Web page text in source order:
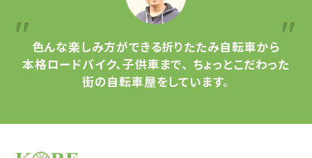
色んな楽しみ方ができる折りたたみ自転車から
本格ロードバイク、子供車まで、 ちょっとこだわった
街の自転車屋をしています。